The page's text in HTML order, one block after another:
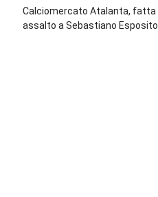
Calciomercato Atalanta, fatta
assalto a Sebastiano